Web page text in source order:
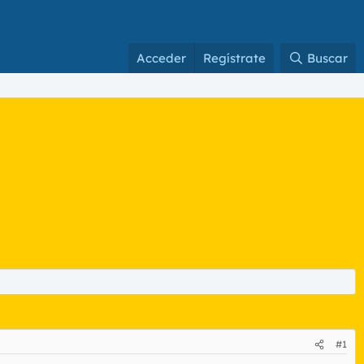
Acceder Regístrate Buscar
#1